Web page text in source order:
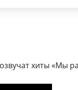
хиты «Мы